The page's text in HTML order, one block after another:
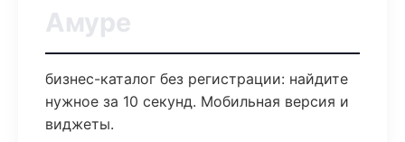
Амуре
бизнес-каталог без регистрации: найдите
нужное за 10 секунд. Мобильная версия и
виджеты.